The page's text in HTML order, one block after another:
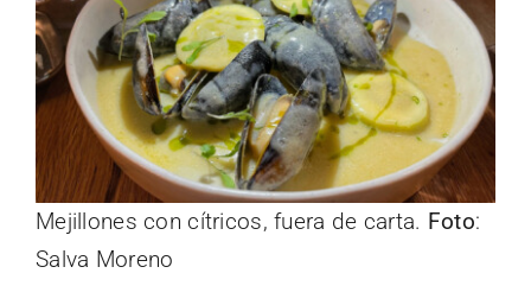
Mejillones con cítricos, fuera de carta. Foto:
Salva Moreno